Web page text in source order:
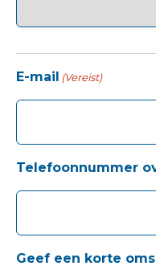
E-mail (Vereist)
Telefoonnummer
Geef een korte